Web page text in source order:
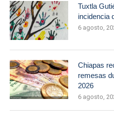
Tuxtla
incidencia
6 agosto,
Chiapas
remesas
2026
6 agosto,